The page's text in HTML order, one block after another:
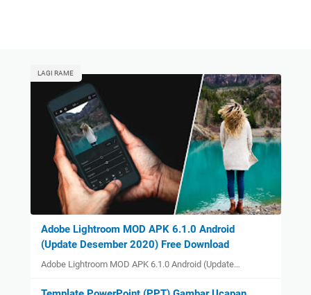
LAGI RAME
Adobe Lightroom MOD APK 6.1.0 Android
(Update Desember 2020) Free Download
Adobe Lightroom MOD APK 6.1.0 Android (Update…